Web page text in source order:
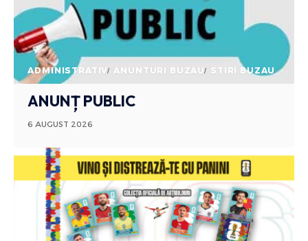
ADMINISTRATIV ANUNTURI BUZAU STIRI BUZAU
ANUNȚ PUBLIC
6 AUGUST 2026